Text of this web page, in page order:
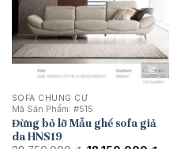
SOFA CHUNG CƯ
Mã Sản Phẩm: #515
Đừng bỏ lỡ Mẫu ghế sofa giả
da HNS19